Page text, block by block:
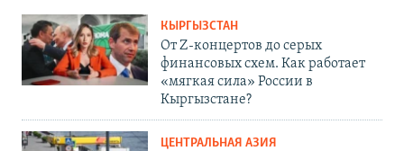
КЫРГЫЗСТАН
От Z-концертов до серых
финансовых схем. Как работает
«мягкая сила» России в
Кыргызстане?
ЦЕНТРАЛЬНАЯ АЗИЯ